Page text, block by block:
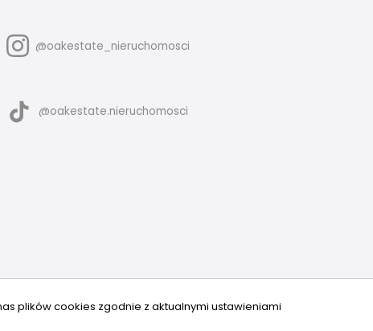
@oakestate_nieruchomosci
@oakestate.nieruchomosci
plików cookies zgodnie z aktualnymi ustawieniami